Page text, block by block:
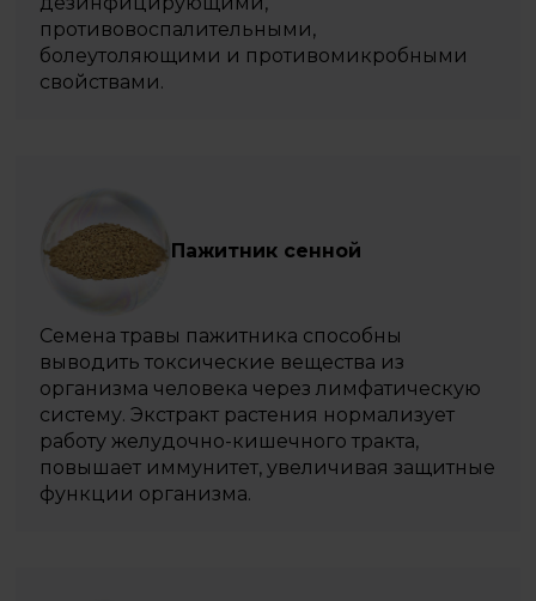
противовоспалительными,
болеутоляющими и противомикробными
свойствами.
Пажитник сенной
Семена травы пажитника способны
выводить токсические вещества из
организма человека через лимфатическую
систему. Экстракт растения нормализует
работу желудочно-кишечного тракта,
повышает иммунитет, увеличивая защитные
функции организма.